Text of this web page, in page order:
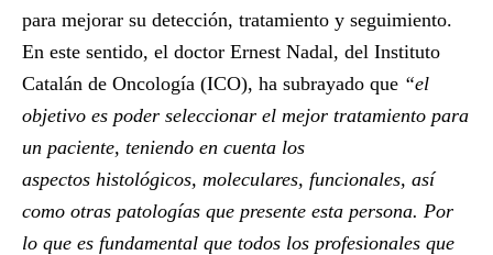
para mejorar su detección, tratamiento y seguimiento.
En este sentido, el doctor Ernest Nadal, del Instituto
Catalán de Oncología (ICO), ha subrayado que “el
objetivo es poder seleccionar el mejor tratamiento para
un paciente, teniendo en cuenta los
aspectos histológicos, moleculares, funcionales, así
como otras patologías que presente esta persona. Por
lo que es fundamental que todos los profesionales que